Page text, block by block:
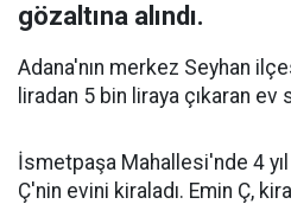
gözaltına alındı.
Adana'nın merkez Seyhan
liradan 5 bin liraya çıkaran ev
İsmetpaşa Mahallesi'nde 4
Ç'nin evini kiraladı. Emin Ç,